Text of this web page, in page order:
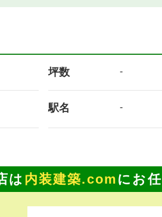
坪数 -
駅名 -
は 内装建築.com にお